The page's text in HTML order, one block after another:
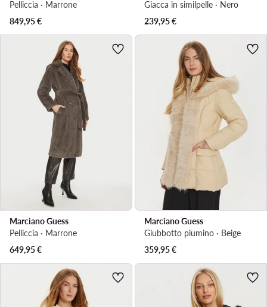
Pelliccia · Marrone
849,95€
Giacca in similpelle · Nero
239,95€
Marciano Guess
Pelliccia · Marrone
649,95€
Marciano Guess
Giubbotto piumino · Beige
359,95€